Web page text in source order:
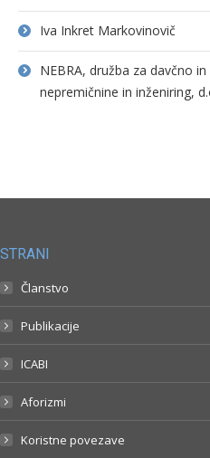
Iva Inkret Markovinovič
NEBRA, družba za davčno
nepremičnine in inženiring,
STRANI
Članstvo
Publikacije
ICABI
Aforizmi
Koristne povezave